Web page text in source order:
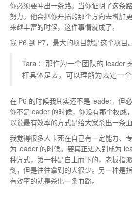
你必须要冲出一条路。当你证明了这条
努力。他会把你开拓的那个方向去增加
来越丰富的时候，这件事情就成了。
我 P6 到 P7，最大的项目就是这个项目。
Tara ：那作为一个团队的 leader
杆具体是去，可以理解为去定一个
在 P6 的时候我其实还不是 leader，但
你不是leader 的时候，你没有那个权威
以说最有效率的方式是给大家杀出一条血
我觉得很多人卡死在自己有一定能力、
为 leader 的时候。要真正进入到成为
种方式，第一种是自上而下的，老板指
剑，但是往往拿到的人很少。另一种是
有效率的就是杀出一条血路。